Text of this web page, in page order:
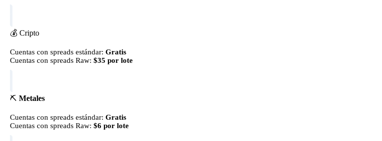
💰 Cripto
Cuentas con spreads estándar: Gratis
Cuentas con spreads Raw: $35 por lote
⛏️ Metales
Cuentas con spreads estándar: Gratis
Cuentas con spreads Raw: $6 por lote